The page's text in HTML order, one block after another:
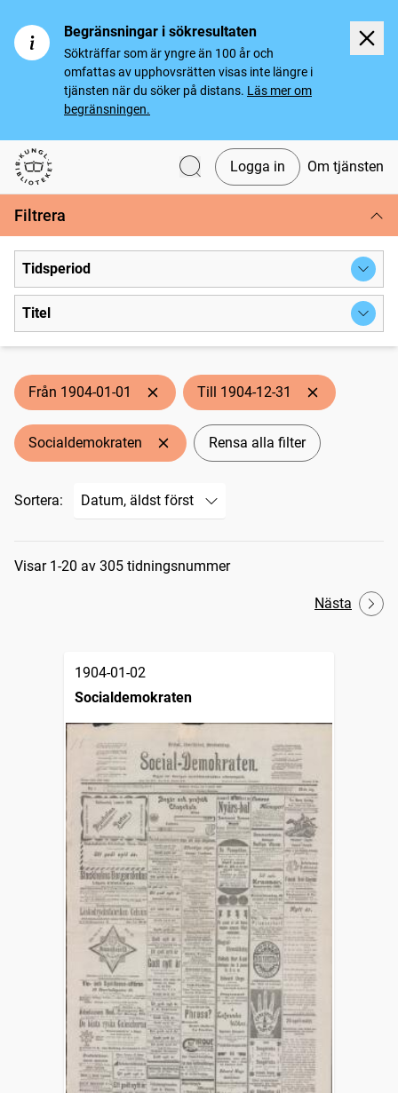
Begränsningar i sökresultaten
Sökträffar som är yngre än 100 år och
omfattas av upphovsrätten visas inte längre i
tjänsten när du söker på distans. Läs mer om
begränsningen.
Svenska tidningar
Logga in Om tjänsten
Filtrera
Tidsperiod
Titel
Från 1904-01-01 Till 1904-12-31
Socialdemokraten Rensa alla filter
Sortera:
Sökresultat
Visar 1-20 av 305 tidningsnummer
Nästa
1904-01-02
Socialdemokraten